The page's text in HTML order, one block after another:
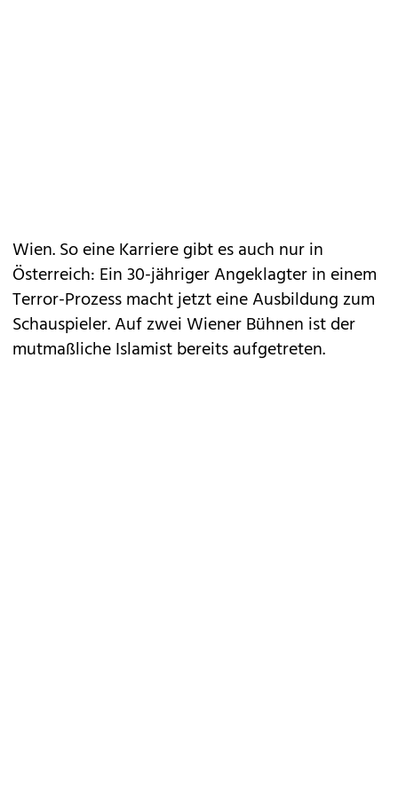
Wien. So eine Karriere gibt es auch nur in
Österreich: Ein 30-jähriger Angeklagter in einem
Terror-Prozess macht jetzt eine Ausbildung zum
Schauspieler. Auf zwei Wiener Bühnen ist der
mutmaßliche Islamist bereits aufgetreten.